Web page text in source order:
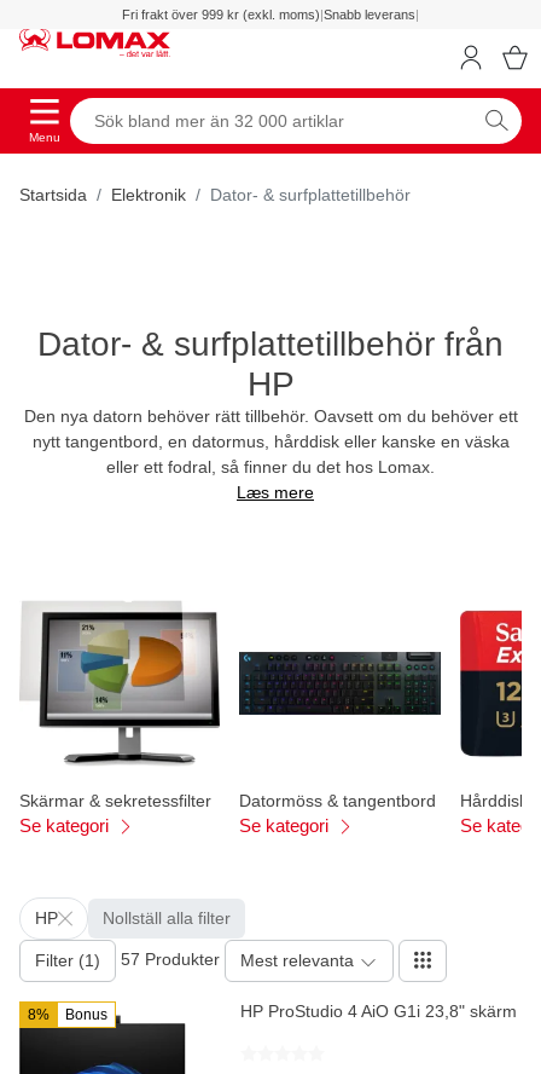
Fri frakt över 999 kr (exkl. moms)|Snabb leverans|
Menu
Startsida Elektronik Dator- & surfplattetillbehör
Dator- & surfplattetillbehör från
HP
Den nya datorn behöver rätt tillbehör. Oavsett om du behöver ett
nytt tangentbord, en datormus, hårddisk eller kanske en väska
eller ett fodral, så finner du det hos Lomax.
Læs mere
Skärmar & sekretessfilter
Se kategori
Datormöss & tangentbord
Se kategori Se
HP Nollställ alla filter
Filter (1) 57 Produkter Mest relevanta
8% Bonus HP ProStudio 4 AiO G1i 23,8" skärm